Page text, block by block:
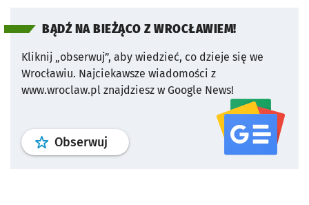
BĄDŹ NA BIEŻĄCO Z WROCŁAWIEM!
Kliknij „obserwuj”, aby wiedzieć, co dzieje się we
Wrocławiu. Najciekawsze wiadomości z
www.wroclaw.pl znajdziesz w Google News!
Obserwuj profil serwisu